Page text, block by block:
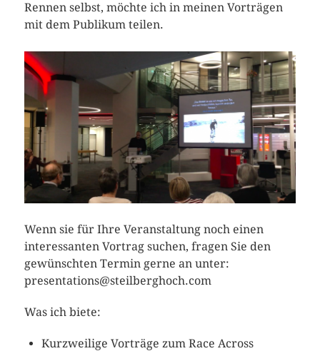
Rennen selbst, möchte ich in meinen Vorträgen
mit dem Publikum teilen.
Wenn sie für Ihre Veranstaltung noch einen
interessanten Vortrag suchen, fragen Sie den
gewünschten Termin gerne an unter:
presentations@steilberghoch.com
Was ich biete:
Kurzweilige Vorträge zum Race Across